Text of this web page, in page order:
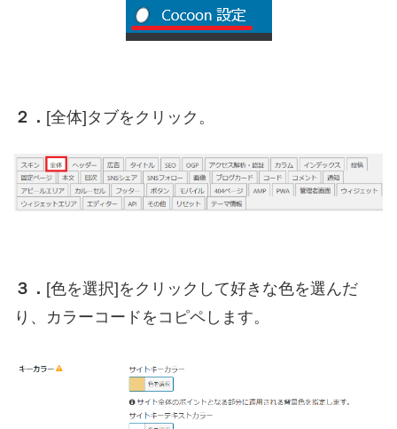
２． [全体]タブをクリック。
３． [色を選択]をクリックして好きな色を選んだ
り、カラーコードをコピペします。